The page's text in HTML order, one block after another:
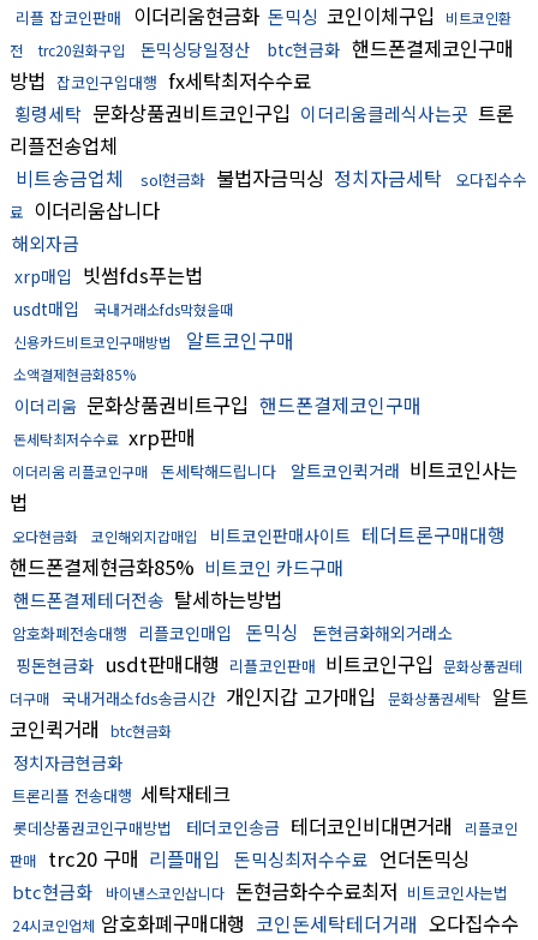
리플 잡코인판매 이더리움현금화 돈믹싱 코인이체구입
비트코인환
전
trc20원화구입 돈믹싱당일정산 btc현금화 핸드폰결제코인구매
방법 잡코인구입대행 fx세탁최저수수료
횡령세탁 문화상품권비트코인구입 이더리움클레식사는곳 트론
리플전송업체
비트송금업체
sol현금화 불법자금믹싱 정치자금세탁
오다집수수
료 이더리움삽니다
해외자금
xrp매입 빗썸fds푸는법
usdt매입
국내거래소fds막혔을때
신용카드비트코인구매방법
알트코인구매
소액결제현금화85%
이더리움 문화상품권비트구입 핸드폰결제코인구매
돈세탁최저수수료 xrp판매
이더리움 리플코인구매 돈세탁해드립니다 알트코인퀵거래 비트코인사는
법
오다현금화 코인해외지갑매입 비트코인판매사이트 테더트론구매대행
핸드폰결제현금화85% 비트코인 카드구매
핸드폰결제테더전송 탈세하는방법
암호화폐전송대행 리플코인매입 돈믹싱
돈현금화해외거래소
핑돈현금화 usdt판매대행 리플코인판매 비트코인구입 문화상품권테
더구매
국내거래소fds송금시간 개인지갑 고가매입 문화상품권세탁
알트
코인퀵거래
btc현금화
정치자금현금화
트론리플 전송대행 세탁재테크
롯데상품권코인구매방법 테더코인송금 테더코인비대면거래
리플코인
판매
trc20 구매 리플매입 돈믹싱최저수수료 언더돈믹싱
btc현금화 바이낸스코인삽니다 돈현금화수수료최저 비트코인사는법
24시코인업체 암호화폐구매대행 코인돈세탁테더거래 오다집수수